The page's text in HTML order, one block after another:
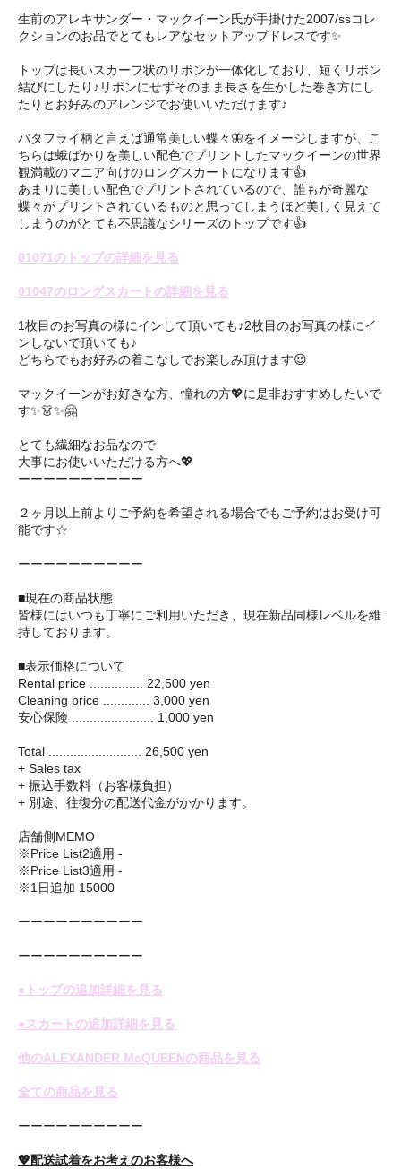
生前のアレキサンダー・マックイーン氏が手掛けた2007/ssコレ
クションのお品でとてもレアなセットアップドレスです✨
トップは長いスカーフ状のリボンが一体化しており、短くリボン
結びにしたり♪リボンにせずそのまま長さを生かした巻き方にし
たりとお好みのアレンジでお使いいただけます♪
バタフライ柄と言えば通常美しい蝶々🦋をイメージしますが、こ
ちらは蛾ばかりを美しい配色でプリントしたマックイーンの世界
観満載のマニア向けのロングスカートになります👍
あまりに美しい配色でプリントされているので、誰もが奇麗な
蝶々がプリントされているものと思ってしまうほど美しく見えて
しまうのがとても不思議なシリーズのトップです👍
01071のトップの詳細を見る
01047のロングスカートの詳細を見る
1枚目のお写真の様にインして頂いても♪2枚目のお写真の様にイ
ンしないで頂いても♪
どちらでもお好みの着こなしでお楽しみ頂けます😉
マックイーンがお好きな方、憧れの方💖に是非おすすめしたいで
す✨👗✨🤗 ㅤㅤ
とても繊細なお品なので
大事にお使いいただける方へ💖
ーーーーーーーーーー
２ヶ月以上前よりご予約を希望される場合でもご予約はお受け可
能です☆
ーーーーーーーーーー
■現在の商品状態
皆様にはいつも丁寧にご利用いただき、現在新品同様レベルを維
持しております。
■表示価格について
Rental price ............... 22,500 yen
Cleaning price ............. 3,000 yen
安心保険 ....................... 1,000 yen
Total .......................... 26,500 yen
+ Sales tax
+ 振込手数料（お客様負担）
+ 別途、往復分の配送代金がかかります。
店舗側MEMO
※Price List2適用 -
※Price List3適用 -
※1日追加 15000
ーーーーーーーーーー
ーーーーーーーーーー
●トップの追加詳細を見る
●スカートの追加詳細を見る
他のALEXANDER McQUEENの商品を見る
全ての商品を見る
ーーーーーーーーーー
💖配送試着をお考えのお客様へ